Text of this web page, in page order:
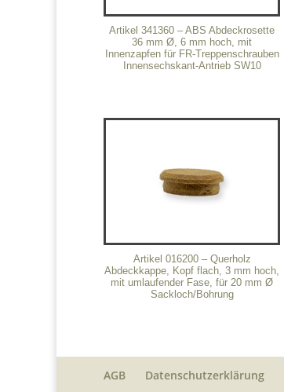
Artikel 341360 – ABS Abdeckrosette
36 mm Ø, 6 mm hoch, mit
Innenzapfen für FR-Treppenschrauben
Innensechskant-Antrieb SW10
Artikel 016200 – Querholz
Abdeckkappe, Kopf flach, 3 mm hoch,
mit umlaufender Fase, für 20 mm Ø
Sackloch/Bohrung
AGB Datenschutzerklärung